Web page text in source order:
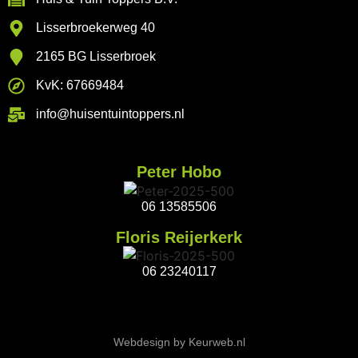
Lisserbroekerweg 40
2165 BG Lisserbroek
KvK: 67669484
info@huisentuintoppers.nl
Peter Hobo
06 13585506
Floris Reijerkerk
06 23240117
Webdesign by Keurweb.nl